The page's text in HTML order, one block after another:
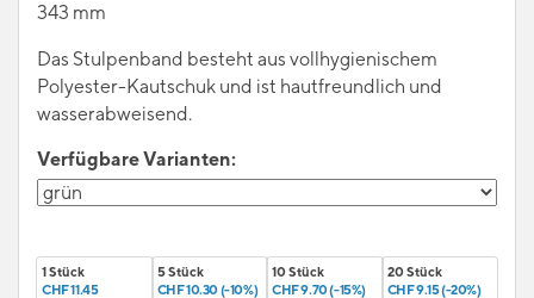
343 mm
Das Stulpenband besteht aus vollhygienischem
Polyester-Kautschuk und ist hautfreundlich und
wasserabweisend.
Verfügbare Varianten:
1 Stück
CHF 11.45
5 Stück
CHF 10.30 (-10%)
10 Stück
CHF 9.70 (-15%)
20 Stück
CHF 9.15 (-20%)